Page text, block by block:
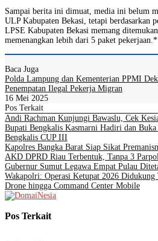
Sampai berita ini dimuat, media ini belum
ULP Kabupaten Bekasi, tetapi berdasarkan
LPSE Kabupaten Bekasi memang
memenangkan lebih dari 5 paket
Baca Juga
Polda Lampung dan Kementerian PPMI
Penempatan Ilegal Pekerja Migran
16 Mei 2025
Pos Terkait
Andi Rachman Kunjungi Bawaslu, Cek
Bupati Bengkalis Kasmarni Hadiri dan
Bengkalis CUP III
Kapolres Bangka Barat Siap Sikat
AKD DPRD Riau Terbentuk, Tanpa 3
Gubernur Sumut Legawa Empat Pulau
Wakapolri: Operasi Ketupat 2026
Drone hingga Command Center Mobile
Pos Terkait